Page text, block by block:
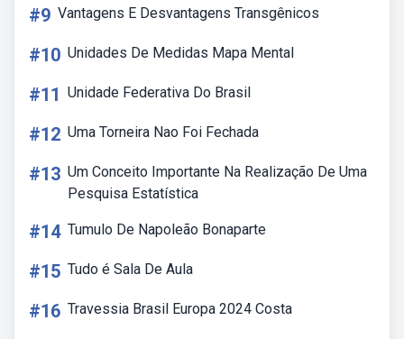
#9 Vantagens E Desvantagens Transgênicos
#10 Unidades De Medidas Mapa Mental
#11 Unidade Federativa Do Brasil
#12 Uma Torneira Nao Foi Fechada
#13 Um Conceito Importante Na Realização De Uma
Pesquisa Estatística
#14 Tumulo De Napoleão Bonaparte
#15 Tudo é Sala De Aula
#16 Travessia Brasil Europa 2024 Costa